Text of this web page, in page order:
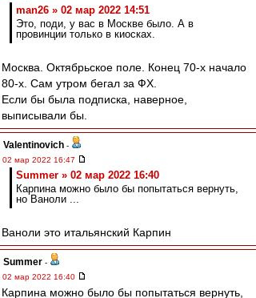
man26 » 02 мар 2022 14:51
Это, поди, у вас в Москве было. А в
провинции только в киосках.
Москва. Октябрьское поле. Конец 70-х начало
80-х. Сам утром бегал за ФХ.
Если бы была подписка, наверное,
выписывали бы.
Valentinovich -
02 мар 2022 16:47
Summer » 02 мар 2022 16:40
Карпина можно было бы попытаться вернуть,
но Ваноли ...
Ваноли это итальянский Карпин
Summer -
02 мар 2022 16:40
Карпина можно было бы попытаться вернуть,